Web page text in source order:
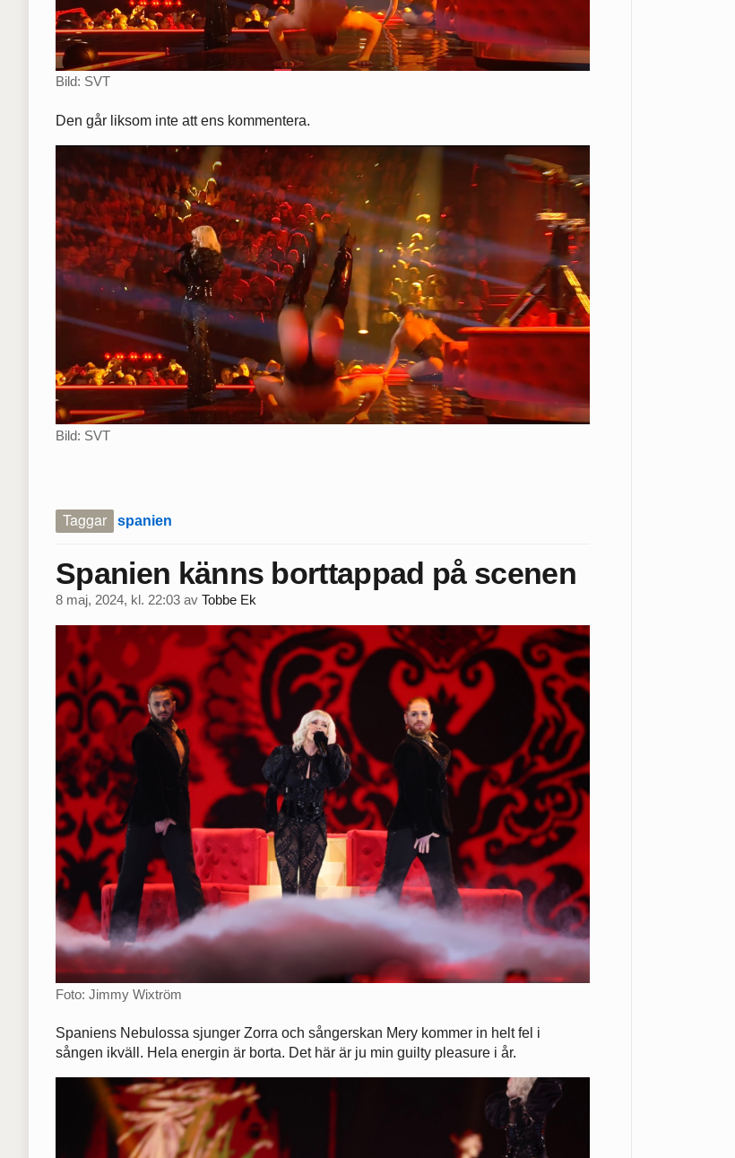
Bild: SVT
Den går liksom inte att ens kommentera.
Bild: SVT
Taggar spanien
Spanien känns borttappad på scenen
8 maj, 2024, kl. 22:03 av Tobbe Ek
Foto: Jimmy Wixtröm
Spaniens Nebulossa sjunger Zorra och sångerskan Mery kommer in helt fel i
sången ikväll. Hela energin är borta. Det här är ju min guilty pleasure i år.